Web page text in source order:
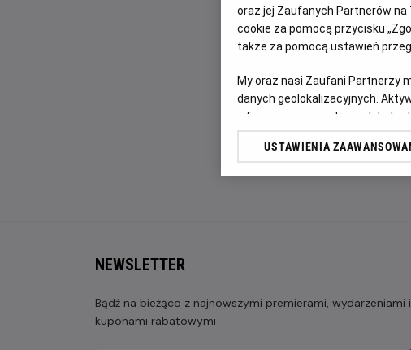
NEWSLETTER
Bądź na bieżąco z najnowszymi premierami,
kuponami rabatowymi
oraz jej Zaufanych Partnerów
cookie za pomocą przycisku
także za pomocą ustawień
My oraz nasi Zaufani Partnerzy
danych geolokalizacyjnych.
informacji na urządzeniu lub
odbiorców i ulepszanie usług.
Lista Zaufanych Partnerów
USTAWIENIA